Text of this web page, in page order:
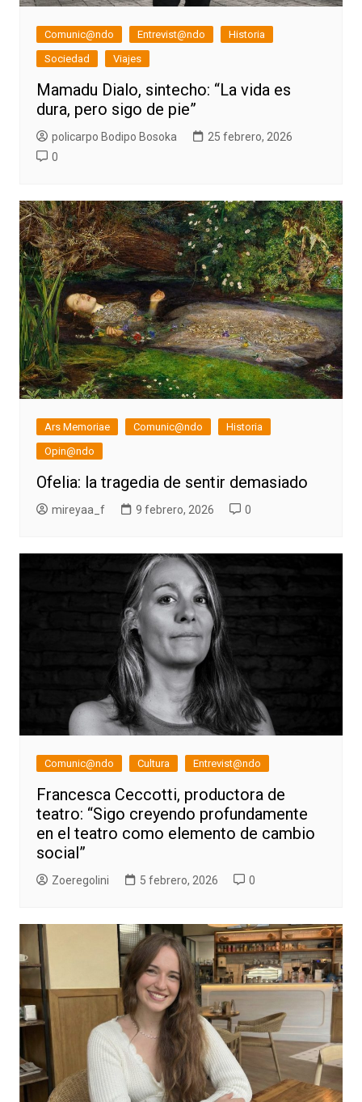
Comunic@ndo Entrevist@ndo
Historia
Sociedad
Viajes
Mamadu Dialo, sintecho: “La vida es
dura, pero sigo de pie”
policarpo Bodipo Bosoka
25 febrero, 2026
0
Ars Memoriae Comunic@ndo
Historia
Opin@ndo
Ofelia: la tragedia de sentir demasiado
mireyaa_f 9 febrero, 2026 0
Comunic@ndo Cultura Entrevist@ndo
Francesca Ceccotti, productora de
teatro: “Sigo creyendo profundamente
en el teatro como elemento de cambio
social”
Zoeregolini 5 febrero, 2026 0